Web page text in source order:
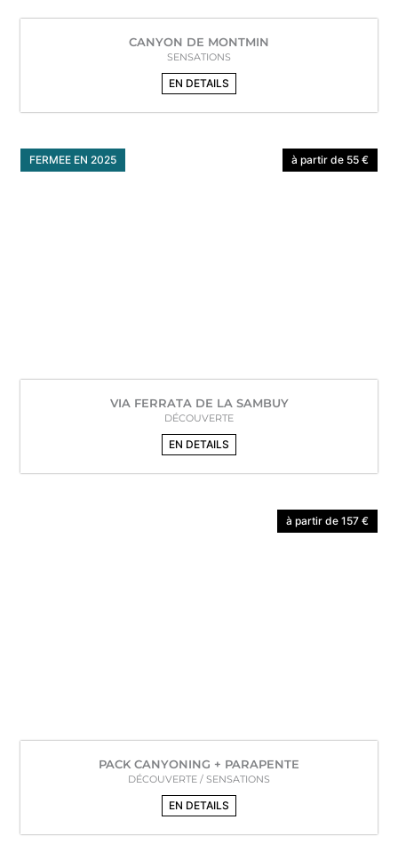
CANYON DE MONTMIN
SENSATIONS
EN DETAILS
à partir de 55 €
FERMEE EN 2025
VIA FERRATA DE LA SAMBUY
DÉCOUVERTE
EN DETAILS
à partir de 157 €
PACK CANYONING + PARAPENTE
DÉCOUVERTE / SENSATIONS
EN DETAILS